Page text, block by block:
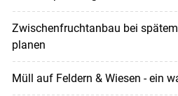
Zwischenfruchtanbau bei
planen
Müll auf Feldern & Wiesen - ein